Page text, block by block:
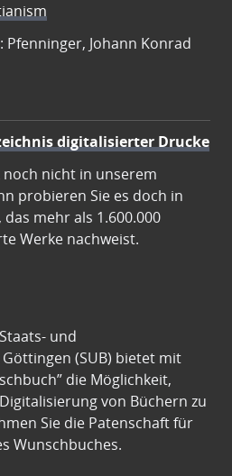
Pfenninger, Johann Konrad
digitalisierter Drucke
nicht in unserem
probieren Sie es doch in
mehr als 1.600.000
Werke nachweist.
und
(SUB) bietet mit
die Möglichkeit,
von Büchern zu
Sie die Patenschaft für
Wunschbuches.